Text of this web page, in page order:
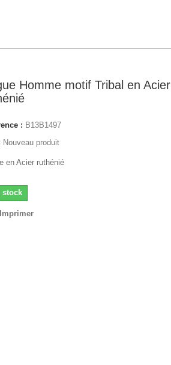
Homme motif Tribal en Acier
: B13B1497
Nouveau produit
en Acier ruthénié
stock
Imprimer